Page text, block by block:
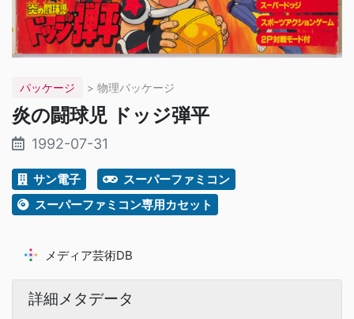
パッケージ > 物理パッケージ
炎の闘球児 ドッジ弾平
1992-07-31
サン電子
スーパーファミコン
スーパーファミコン専用カセット
メディア芸術DB
詳細メタデータ